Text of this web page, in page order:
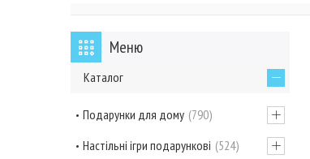
Каталог
Подарунки для дому 790
Настільні ігри подарункові 524